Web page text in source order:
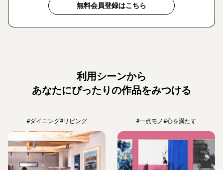
無料会員登録はこちら
利用シーンから
あなたにぴったりの作品をみつける
#ダイニング#リビング #一点モノ#心を満たす